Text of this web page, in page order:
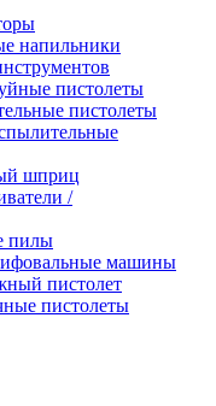
напильники
пистолеты
пистолеты
шприц
/
пилы
машины
пистолет
пистолеты